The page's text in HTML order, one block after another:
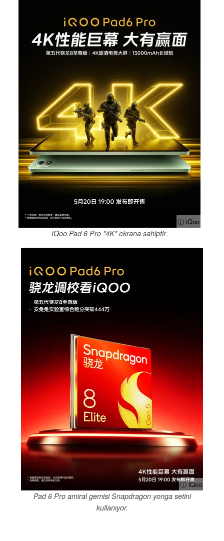
ⓘ iQoo
IQoo Pad 6 Pro "4K" ekrana sahiptir.
ⓘ iQoo
Pad 6 Pro amiral gemisi Snapdragon yonga setini
kullanıyor.